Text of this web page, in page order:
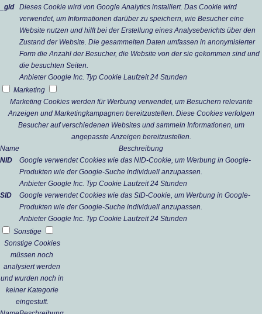
_gid
Dieses Cookie wird von Google Analytics installiert. Das Cookie wird
verwendet, um Informationen darüber zu speichern, wie Besucher eine
Website nutzen und hilft bei der Erstellung eines Analyseberichts über den
Zustand der Website. Die gesammelten Daten umfassen in anonymisierter
Form die Anzahl der Besucher, die Website von der sie gekommen sind und
die besuchten Seiten.
Anbieter Google Inc. Typ Cookie Laufzeit 24 Stunden
Marketing
Marketing Cookies werden für Werbung verwendet, um Besuchern relevante
Anzeigen und Marketingkampagnen bereitzustellen. Diese Cookies verfolgen
Besucher auf verschiedenen Websites und sammeln Informationen, um
angepasste Anzeigen bereitzustellen.
Name
Beschreibung
NID
Google verwendet Cookies wie das NID-Cookie, um Werbung in Google-
Produkten wie der Google-Suche individuell anzupassen.
Anbieter Google Inc. Typ Cookie Laufzeit 24 Stunden
SID
Google verwendet Cookies wie das SID-Cookie, um Werbung in Google-
Produkten wie der Google-Suche individuell anzupassen.
Anbieter Google Inc. Typ Cookie Laufzeit 24 Stunden
Sonstige
Sonstige Cookies
müssen noch
analysiert werden
und wurden noch in
keiner Kategorie
eingestuft.